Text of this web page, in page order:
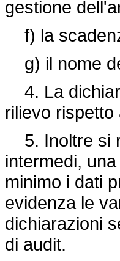
gestione
f) la
g) il nome
4. La
rilievo
5. Inoltre si
intermedi,
minimo i dati
evidenza le
dichiarazioni
di audit.